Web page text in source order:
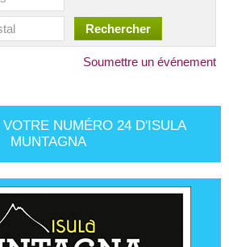
Soumettre un événement
NUMÉRO 24 D'ISULA
MUNTAGNA